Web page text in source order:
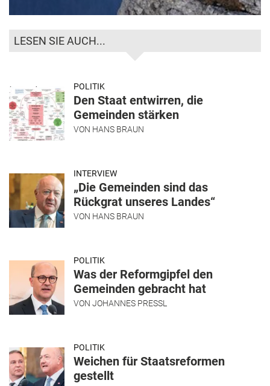
LESEN SIE AUCH...
POLITIK
Den Staat entwirren, die
Gemeinden stärken
VON HANS BRAUN
INTERVIEW
„Die Gemeinden sind das
Rückgrat unseres Landes“
VON HANS BRAUN
POLITIK
Was der Reformgipfel den
Gemeinden gebracht hat
VON JOHANNES PRESSL
POLITIK
Weichen für Staatsreformen
gestellt